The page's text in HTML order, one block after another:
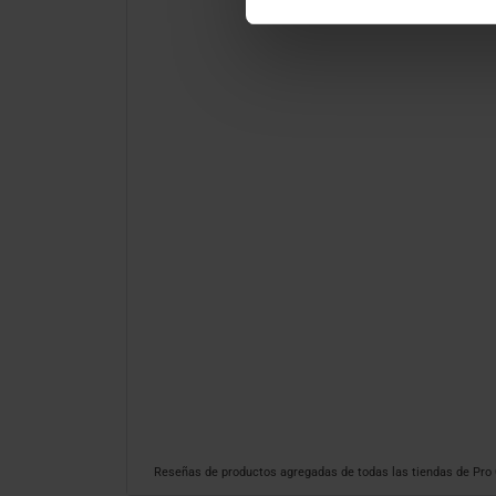
Reseñas de productos agregadas de todas las tiendas de Pro